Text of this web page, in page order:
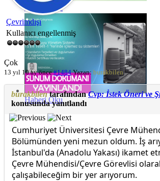
Haberi Oku
Haberi Oku
Çevrimdışı
Kullanıcı engellenmiş
Çok
13 yıl 10 ay önce #1484 Yazan: burakbilen
burakbilentarafındanCvp: İstek Öneri ve
konusunda yanıtlandı
Cumhuriyet Üniversitesi Çevre
Bölümünden yeni mezun oldum. İş
İstanbul'da (Anadolu Yakası) ikamet
Çevre Mühendisi/Çevre Görevlisi
çalışabileceğim bir yer arıyorum.